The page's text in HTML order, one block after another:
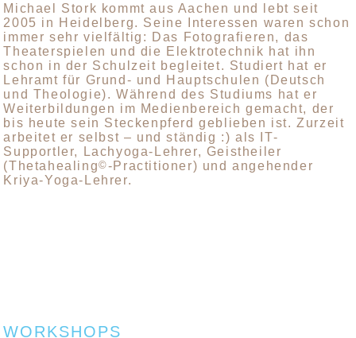
Michael Stork kommt aus Aachen und lebt seit
2005 in Heidelberg. Seine Interessen waren schon
immer sehr vielfältig: Das Fotografieren, das
Theaterspielen und die Elektrotechnik hat ihn
schon in der Schulzeit begleitet. Studiert hat er
Lehramt für Grund- und Hauptschulen (Deutsch
und Theologie). Während des Studiums hat er
Weiterbildungen im Medienbereich gemacht, der
bis heute sein Steckenpferd geblieben ist. Zurzeit
arbeitet er selbst – und ständig :) als IT-
Supportler, Lachyoga-Lehrer, Geistheiler
(Thetahealing©-Practitioner) und angehender
Kriya-Yoga-Lehrer.
WORKSHOPS